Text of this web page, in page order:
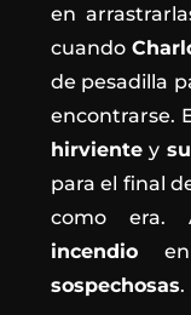
en
cuando
de pesadilla
encontrarse.
hirvientey
para el final
como era.
incendio
sospechosas.